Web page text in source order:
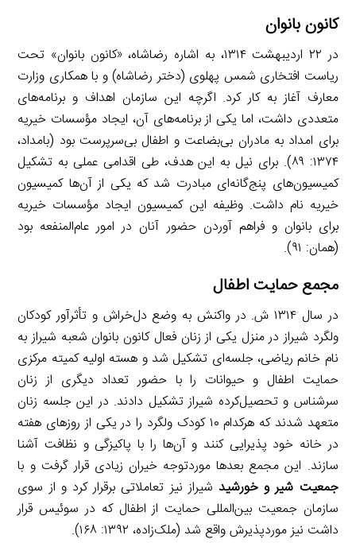
کانون بانوان
در ۲۲ اردیبهشت ۱۳۱۴، به اشاره رضاشاه، «کانون بانوان» تحت
ریاست افتخاری شمس پهلوی (دختر رضاشاه) و با همکاری وزارت
معارف آغاز به کار کرد. اگرچه این سازمان اهداف و برنامه‌های
متعددی داشت، اما یکی از برنامه‌های آن، ایجاد مؤسسات خیریه
برای امداد به مادران بی‌بضاعت و اطفال بی‌سرپرست بود (بامداد،
۱۳۷۴: ۸۹). برای نیل به این هدف، طی اقدامی عملی به تشکیل
کمیسیون‌های پنج‌گانه‌ای مبادرت شد که یکی از آن‌ها کمیسیون
خیریه نام داشت. وظیفه این کمیسیون ایجاد مؤسسات خیریه
برای بانوان و فراهم آوردن حضور آنان در امور عام‌المنفعه بود
(همان: ۹۱).
مجمع حمایت اطفال
در سال ۱۳۱۴ ش. در واکنش به وضع دل‌خراش و تأثرآور کودکان
ولگرد شیراز در منزل یکی از زنان فعال کانون بانوان شعبه شیراز به
نام خانم ریاضی، جلسه‌ای تشکیل شد و هسته اولیه کمیته مرکزی
حمایت اطفال و حیوانات را با حضور تعداد دیگری از زنان
سرشناس و تحصیل‌کرده شیراز تشکیل دادند. در این جلسه زنان
متعهد شدند که هرکدام ۱۰ کودک ولگرد را در یکی از روزهای هفته
در خانه خود پذیرایی کنند و آن‌ها را با پاکیزگی و نظافت آشنا
سازند. این مجمع بعدها موردتوجه خیران زیادی قرار گرفت و با
جمعیت شیر و خورشید شیراز نیز تعاملاتی برقرار کرد و از سوی
سازمان جمعیت بین‌المللی حمایت از اطفال که در سوئیس قرار
داشت نیز موردپذیرش واقع شد (ملک‌زاده، ۱۳۹۲: ۱۶۸).